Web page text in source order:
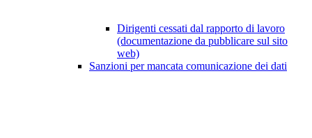
Dirigenti cessati dal rapporto di lavoro
(documentazione da pubblicare sul sito
web)
Sanzioni per mancata comunicazione dei dati